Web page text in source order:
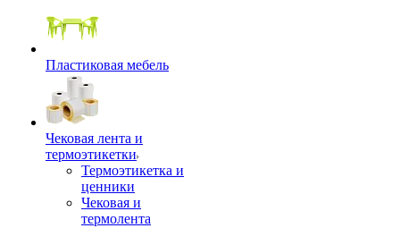
Пластиковая мебель
Чековая лента и
термоэтикетки
Термоэтикетка и
ценники
Чековая и
термолента